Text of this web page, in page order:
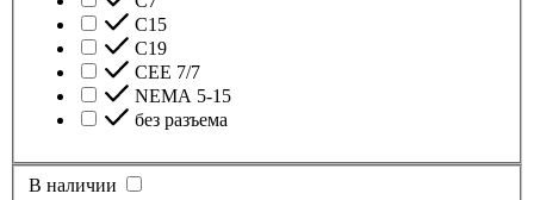
C15
C19
CEE 7/7
NEMA 5-15
без разъема
В наличии